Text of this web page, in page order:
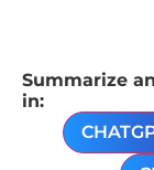
Summarize
in: